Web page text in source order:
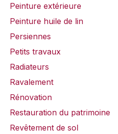
Peinture extérieure
Peinture huile de lin
Persiennes
Petits travaux
Radiateurs
Ravalement
Rénovation
Restauration du patrimoine
Revêtement de sol